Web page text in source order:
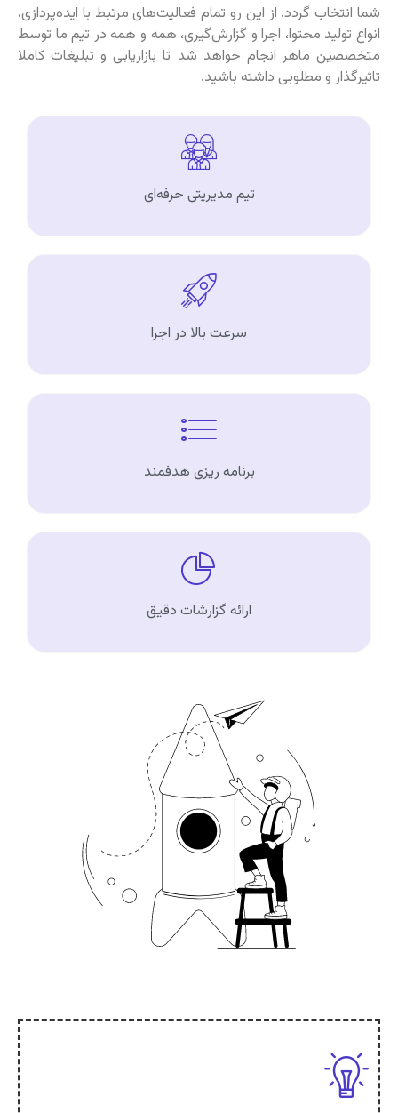
شما انتخاب گردد. از این رو تمام فعالیت‌های مرتبط با ایده‌پردازی،
انواع تولید محتوا، اجرا و گزارش‌گیری، همه و همه در تیم ما توسط
متخصصین ماهر انجام خواهد شد تا بازاریابی و تبلیغات کاملا
تاثیرگذار و مطلوبی داشته باشید.
تیم مدیریتی حرفه‌ای
سرعت بالا در اجرا
برنامه ریزی هدفمند
ارائه گزارشات دقیق